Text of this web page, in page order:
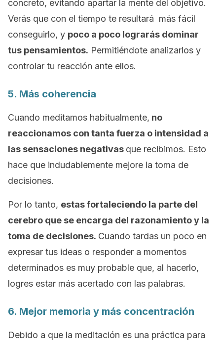
concreto, evitando apartar la mente del objetivo.
Verás que con el tiempo te resultará más fácil
conseguirlo, y poco a poco lograrás dominar
tus pensamientos. Permitiéndote analizarlos y
controlar tu reacción ante ellos.
5. Más coherencia
Cuando meditamos habitualmente, no
reaccionamos con tanta fuerza o intensidad a
las sensaciones negativas que recibimos. Esto
hace que indudablemente mejore la toma de
decisiones.
Por lo tanto, estas fortaleciendo la parte del
cerebro que se encarga del razonamiento y la
toma de decisiones. Cuando tardas un poco en
expresar tus ideas o responder a momentos
determinados es muy probable que, al hacerlo,
logres estar más acertado con las palabras.
6. Mejor memoria y más concentración
Debido a que la meditación es una práctica para